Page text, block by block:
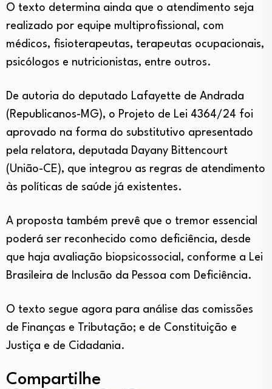
O texto determina ainda que o atendimento seja
realizado por equipe multiprofissional, com
médicos, fisioterapeutas, terapeutas ocupacionais,
psicólogos e nutricionistas, entre outros.
De autoria do deputado Lafayette de Andrada
(Republicanos-MG), o Projeto de Lei 4364/24 foi
aprovado na forma do substitutivo apresentado
pela relatora, deputada Dayany Bittencourt
(União-CE), que integrou as regras de atendimento
às políticas de saúde já existentes.
A proposta também prevê que o tremor essencial
poderá ser reconhecido como deficiência, desde
que haja avaliação biopsicossocial, conforme a Lei
Brasileira de Inclusão da Pessoa com Deficiência.
O texto segue agora para análise das comissões
de Finanças e Tributação; e de Constituição e
Justiça e de Cidadania.
Compartilhe